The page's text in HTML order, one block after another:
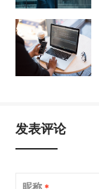
发表评论
昵称